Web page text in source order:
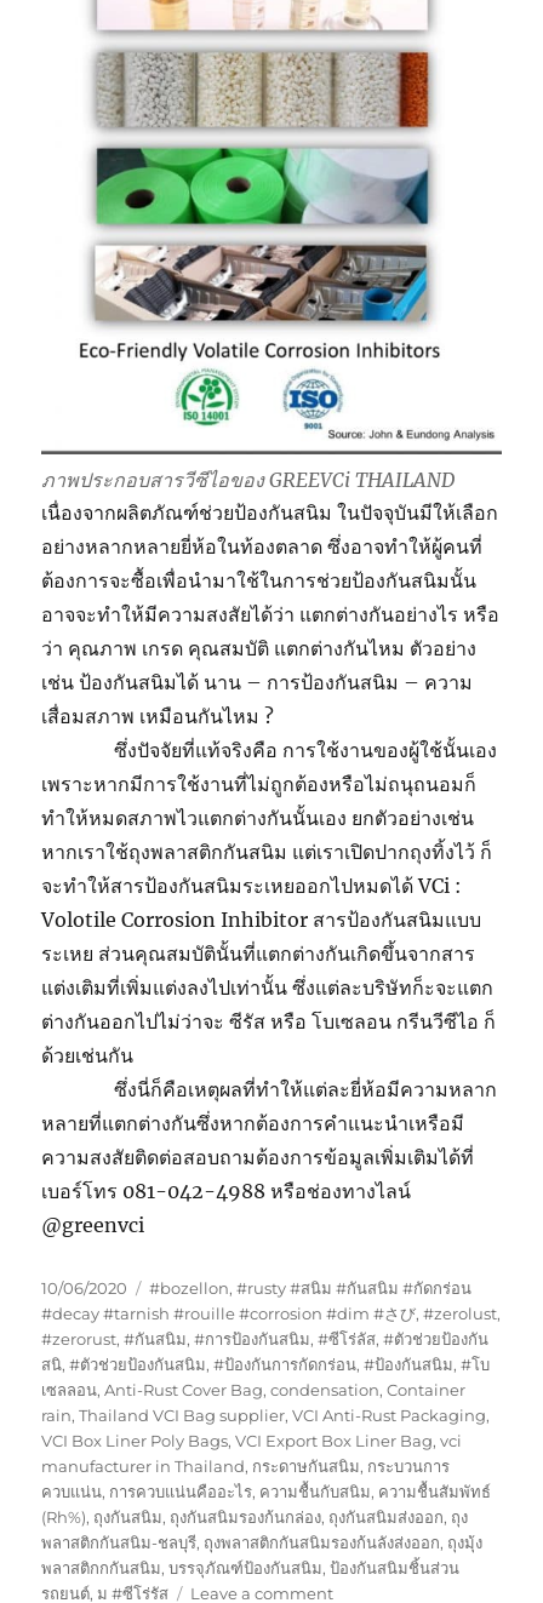
ภาพประกอบสารวีซีไอของ GREEVCi THAILAND
เนื่องจากผลิตภัณฑ์ช่วยป้องกันสนิม ในปัจจุบันมีให้เลือก
อย่างหลากหลายยี่ห้อในท้องตลาด ซึ่งอาจทำให้ผู้คนที่
ต้องการจะซื้อเพื่อนำมาใช้ในการช่วยป้องกันสนิมนั้น
อาจจะทำให้มีความสงสัยได้ว่า แตกต่างกันอย่างไร หรือ
ว่า คุณภาพ เกรด คุณสมบัติ แตกต่างกันไหม ตัวอย่าง
เช่น ป้องกันสนิมได้ นาน – การป้องกันสนิม – ความ
เสื่อมสภาพ เหมือนกันไหม ?
ซึ่งปัจจัยที่แท้จริงคือ การใช้งานของผู้ใช้นั้นเอง
เพราะหากมีการใช้งานที่ไม่ถูกต้องหรือไม่ถนุถนอมก็
ทำให้หมดสภาพไวแตกต่างกันนั้นเอง ยกตัวอย่างเช่น
หากเราใช้ถุงพลาสติกกันสนิม แต่เราเปิดปากถุงทิ้งไว้ ก็
จะทำให้สารป้องกันสนิมระเหยออกไปหมดได้ VCi :
Volotile Corrosion Inhibitor สารป้องกันสนิมแบบ
ระเหย ส่วนคุณสมบัตินั้นที่แตกต่างกันเกิดขึ้นจากสาร
แต่งเติมที่เพิ่มแต่งลงไปเท่านั้น ซึ่งแต่ละบริษัทก็ะจะแตก
ต่างกันออกไปไม่ว่าจะ ซีรัส หรือ โบเซลอน กรีนวีซีไอ ก็
ด้วยเช่นกัน
ซึ่งนี่ก็คือเหตุผลที่ทำให้แต่ละยี่ห้อมีความหลาก
หลายที่แตกต่างกันซึ่งหากต้องการคำแนะนำเหรือมี
ความสงสัยติดต่อสอบถามต้องการข้อมูลเพิ่มเติมได้ที่
เบอร์โทร 081-042-4988 หรือช่องทางไลน์
@greenvci
Posted
on
10/06/2020 Tags
#bozellon,#rusty #สนิม #กันสนิม #กัดกร่อน
#decay #tarnish #rouille #corrosion #dim #さび,#zerolust,
#zerorust,#กันสนิม,#การป้องกันสนิม,#ซีโร่ลัส,#ตัวช่วยป้องกัน
สนิ,#ตัวช่วยป้องกันสนิม,#ป้องกันการกัดกร่อน,#ป้องกันสนิม,#โบ
เซลลอน,Anti-Rust Cover Bag,condensation,Container
rain,Thailand VCI Bag supplier,VCI Anti-Rust Packaging,
VCI Box Liner Poly Bags,VCI Export Box Liner Bag,vci
manufacturer in Thailand, กระดาษกันสนิม, กระบวนการ
ควบแน่น, การควบแน่นคืออะไร, ความชื้นกับสนิม, ความชื้นสัมพัทธ์
(Rh%), ถุงกันสนิม, ถุงกันสนิมรองก้นกล่อง, ถุงกันสนิมส่งออก, ถุง
พลาสติกกันสนิม-ชลบุรี, ถุงพลาสติกกันสนิมรองก้นลังส่งออก, ถุงมุ้ง
พลาสติกกกันสนิม,บรรจุภัณฑ์ป้องกันสนิม,ป้องกันสนิมชิ้นส่วน
รถยนต์,ม #ซีโร่รัส Leave a commenton